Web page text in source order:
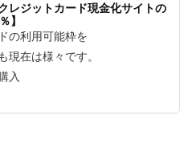
レジットカード現金化サイトの
】
の利用可能枠を
現在は様々です。
入